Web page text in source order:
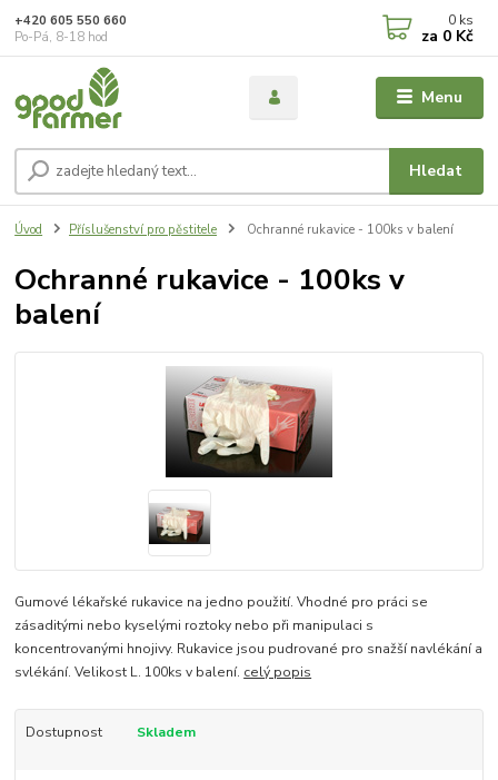
Menu
Hledat
+420 605 550 660
Po-Pá, 8-18 hod
0 ks
za 0 Kč
Úvod Příslušenství pro pěstitele Ochranné rukavice - 100ks v balení
Ochranné rukavice - 100ks v
balení
Gumové lékařské rukavice na jedno použití. Vhodné pro práci se
zásaditými nebo kyselými roztoky nebo při manipulaci s
koncentrovanými hnojivy. Rukavice jsou pudrované pro snažší navlékání a
svlékání. Velikost L. 100ks v balení. celý popis
Dostupnost Skladem